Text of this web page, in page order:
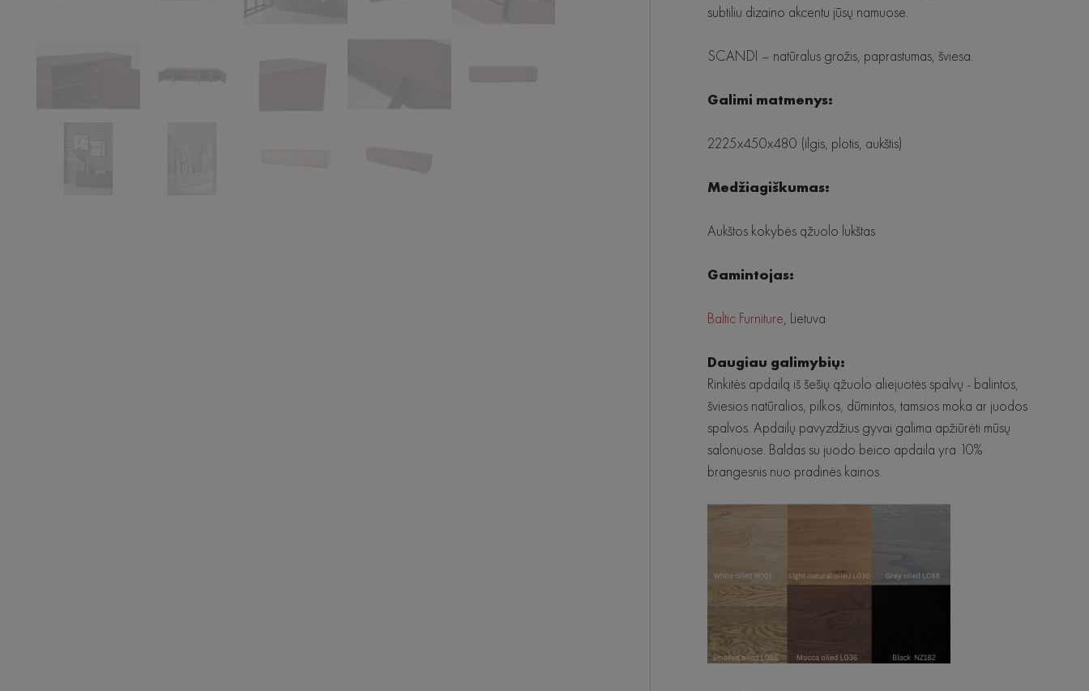
subtiliu dizaino akcentu jūsų namuose.
SCANDI – natūralus grožis, paprastumas, šviesa.
Galimi matmenys:
2225x450x480 (ilgis, plotis, aukštis)
Medžiagiškumas:
Aukštos kokybės ąžuolo lukštas
Gamintojas:
Baltic Furniture , Lietuva
Daugiau galimybių:
Rinkitės apdailą iš šešių ąžuolo aliejuotės spalvų - balintos,
šviesios natūralios, pilkos, dūmintos, tamsios moka ar juodos
spalvos. Apdailų pavyzdžius gyvai galima apžiūrėti mūsų
salonuose. Baldas su juodo beico apdaila yra 10%
brangesnis nuo pradinės kainos.